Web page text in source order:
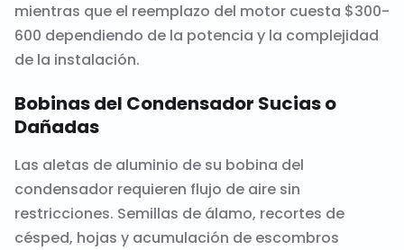
mientras que el reemplazo del motor cuesta $300-
600 dependiendo de la potencia y la complejidad
de la instalación.
Bobinas del Condensador Sucias o
Dañadas
Las aletas de aluminio de su bobina del
condensador requieren flujo de aire sin
restricciones. Semillas de álamo, recortes de
césped, hojas y acumulación de escombros